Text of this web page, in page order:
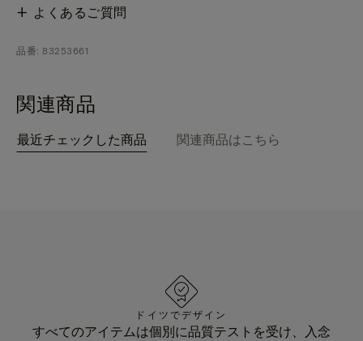
よくあるご質問
品番: 83253661
関連商品
最近チェックした商品 関連商品はこちら
ドイツでデザイン
すべてのアイテムは個別に品質テストを受け、入念